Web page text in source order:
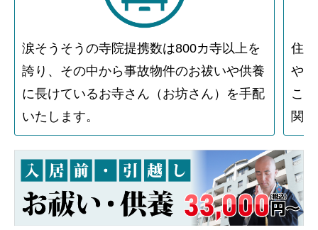
涙そうそうの寺院提携数は800カ寺以上を
誇り、その中から事故物件のお祓いや供養
に長けているお寺さん（お坊さん）を手配
いたします。
住
や
こ
関